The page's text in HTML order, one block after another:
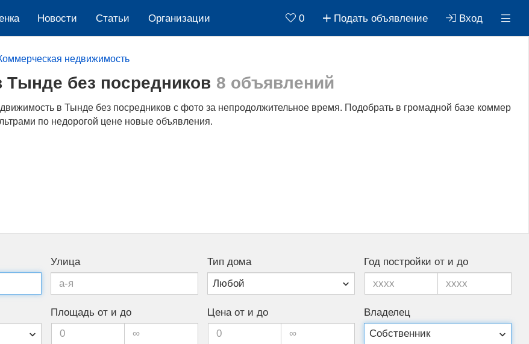
Новости Cтатьи Организации 0 Подать объявление Вход
недвижимость
без посредников 8 объявлений
в Тынде без посредников с фото за непродолжительное время. Подобрать в громадной базе коммер
по недорогой цене новые объявления.
Улица Тип дома Год постройки от и до
Площадь от и до Цена от и до Владелец